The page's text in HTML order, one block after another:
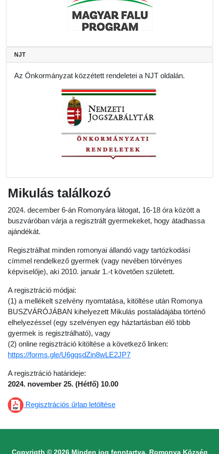
NJT
Az Önkormányzat közzétett rendeletei a NJT oldalán.
Mikulás találkozó
2024. december 6-án Romonyára látogat, 16-18 óra között a
buszváróban várja a regisztrált gyermekeket, hogy átadhassa
ajándékát.
Regisztrálhat minden romonyai állandó vagy tartózkodási
címmel rendelkező gyermek (vagy nevében törvényes
képviselője), aki 2010. január 1.-t követően született.
A regisztráció módjai:
(1) a mellékelt szelvény nyomtatása, kitöltése után Romonya
BUSZVÁRÓJÁBAN kihelyezett Mikulás postaládájába történő
elhelyezéssel (egy szelvényen egy háztartásban élő több
gyermek is regisztrálható), vagy
(2) online regisztráció kitöltése a következő linken:
https://forms.gle/U6gqsdZin8wLE2JP7
A regisztráció határideje:
2024. november 25. (Hétfő) 10.00
Regisztrációs űrlap letöltése
Copyrigth © 2026 Minden jog fenntartva. Romonya Község